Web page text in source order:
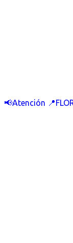
📢Atención